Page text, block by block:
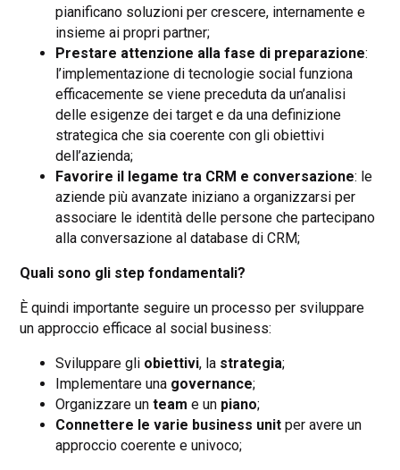
pianificano soluzioni per crescere, internamente e
insieme ai propri partner;
Prestare attenzione alla fase di preparazione:
l’implementazione di tecnologie social funziona
efficacemente se viene preceduta da un’analisi
delle esigenze dei target e da una definizione
strategica che sia coerente con gli obiettivi
dell’azienda;
Favorire il legame tra CRM e conversazione: le
aziende più avanzate iniziano a organizzarsi per
associare le identità delle persone che partecipano
alla conversazione al database di CRM;
Quali sono gli step fondamentali?
È quindi importante seguire un processo per sviluppare
un approccio efficace al social business:
Sviluppare gli obiettivi, la strategia;
Implementare una governance;
Organizzare unteam e un piano;
Connettere le varie business unit per avere un
approccio coerente e univoco;